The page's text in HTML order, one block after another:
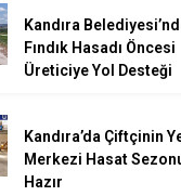
Kandıra
Fındık Hasadı Öncesi
Üreticiye Yol Desteği
Kandıra’da Çiftçinin
Merkezi Hasat
Hazır